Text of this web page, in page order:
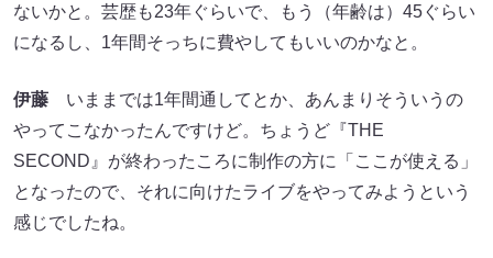
ないかと。芸歴も23年ぐらいで、もう（年齢は）45ぐらい
になるし、1年間そっちに費やしてもいいのかなと。
伊藤 いままでは1年間通してとか、あんまりそういうの
やってこなかったんですけど。ちょうど『THE
SECOND』が終わったころに制作の方に「ここが使える」
となったので、それに向けたライブをやってみようという
感じでしたね。